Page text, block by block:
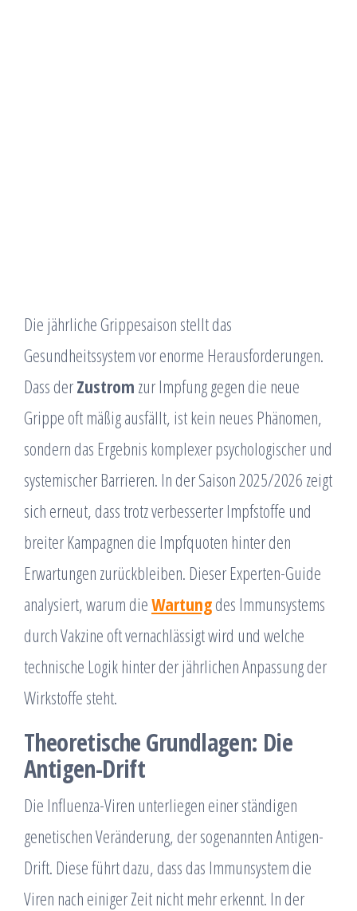
Die jährliche Grippesaison stellt das
Gesundheitssystem vor enorme Herausforderungen.
Dass derZustrom zur Impfung gegen die neue
Grippe oft mäßig ausfällt, ist kein neues Phänomen,
sondern das Ergebnis komplexer psychologischer und
systemischer Barrieren. In der Saison 2025/2026 zeigt
sich erneut, dass trotz verbesserter Impfstoffe und
breiter Kampagnen die Impfquoten hinter den
Erwartungen zurückbleiben. Dieser Experten-Guide
analysiert, warum dieWartungdes Immunsystems
durch Vakzine oft vernachlässigt wird und welche
technische Logik hinter der jährlichen Anpassung der
Wirkstoffe steht.
Theoretische Grundlagen: Die
Antigen-Drift
Die Influenza-Viren unterliegen einer ständigen
genetischen Veränderung, der sogenannten Antigen-
Drift. Diese führt dazu, dass das Immunsystem die
Viren nach einiger Zeit nicht mehr erkennt. In der